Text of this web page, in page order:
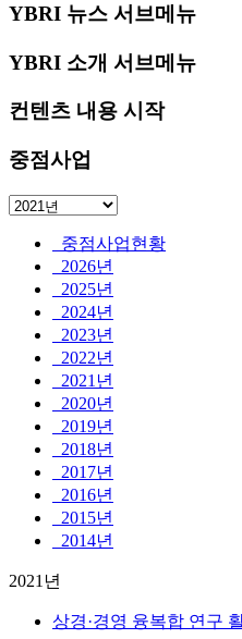
YBRI 뉴스 서브메뉴
YBRI 소개 서브메뉴
컨텐츠 내용 시작
중점사업
중점사업현황
2026년
2025년
2024년
2023년
2022년
2021년
2020년
2019년
2018년
2017년
2016년
2015년
2014년
2021년
상경·경영 융복합 연구